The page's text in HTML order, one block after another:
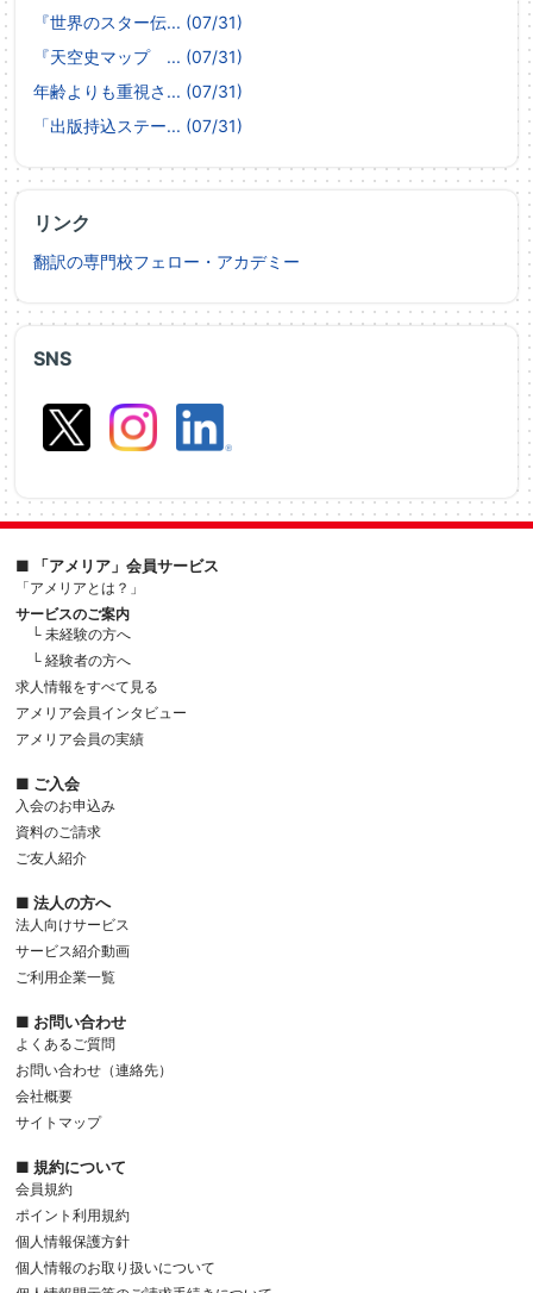
SNS
『世界のスター伝... (07/31)
『天空史マップ ... (07/31)
年齢よりも重視さ... (07/31)
「出版持込ステー... (07/31)
リンク
翻訳の専門校フェロー・アカデミー
■ 「アメリア」会員サービス
「アメリアとは？」
サービスのご案内
└ 未経験の方へ
└ 経験者の方へ
求人情報をすべて見る
アメリア会員インタビュー
アメリア会員の実績
■ ご入会
入会のお申込み
資料のご請求
ご友人紹介
■ 法人の方へ
法人向けサービス
サービス紹介動画
ご利用企業一覧
■ お問い合わせ
よくあるご質問
お問い合わせ（連絡先）
会社概要
サイトマップ
■ 規約について
会員規約
ポイント利用規約
個人情報保護方針
個人情報のお取り扱いについて